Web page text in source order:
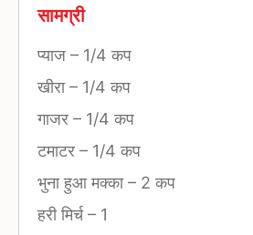
सामग्री
प्याज – 1/4 कप
खीरा– 1/4 कप
गाजर – 1/4 कप
टमाटर – 1/4 कप
भुना हुआ मक्का– 2 कप
हरी मिर्च– 1